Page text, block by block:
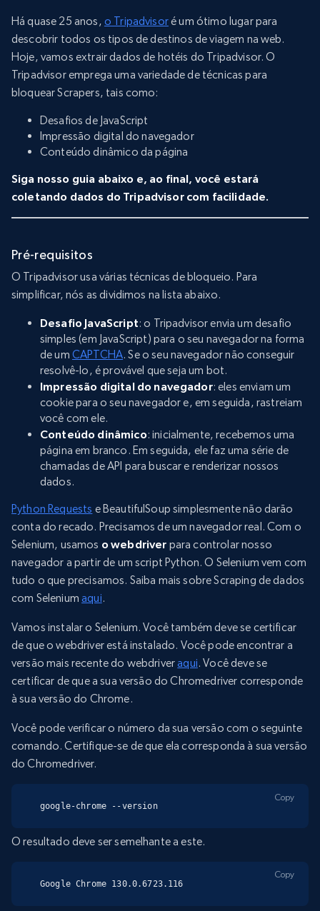
Há quase 25 anos, o Tripadvisoré um ótimo lugar para
descobrir todos os tipos de destinos de viagem na web.
Hoje, vamos extrair dados de hotéis do Tripadvisor. O
Tripadvisor emprega uma variedade de técnicas para
bloquear Scrapers, tais como:
Desafios de JavaScript
Impressão digital do navegador
Conteúdo dinâmico da página
Siga nosso guia abaixo e, ao final, você estará
coletando dados do Tripadvisor com facilidade.
Pré-requisitos
O Tripadvisor usa várias técnicas de bloqueio. Para
simplificar, nós as dividimos na lista abaixo.
Desafio JavaScript: o Tripadvisor envia um desafio
simples (em JavaScript) para o seu navegador na forma
de um CAPTCHA. Se o seu navegador não conseguir
resolvê-lo, é provável que seja um bot.
Impressão digital do navegador: eles enviam um
cookie para o seu navegador e, em seguida, rastreiam
você com ele.
Conteúdo dinâmico: inicialmente, recebemos uma
página em branco. Em seguida, ele faz uma série de
chamadas de API para buscar e renderizar nossos
dados.
Python Requests e BeautifulSoup simplesmente não darão
conta do recado. Precisamos de um navegador real. Com o
Selenium, usamos o webdriver para controlar nosso
navegador a partir de um script Python. O Selenium vem com
tudo o que precisamos. Saiba mais sobre Scraping de dados
com Seleniumaqui.
Vamos instalar o Selenium. Você também deve se certificar
de que o webdriver está instalado. Você pode encontrar a
versão mais recente do webdriveraqui. Você deve se
certificar de que a sua versão do Chromedriver corresponde
à sua versão do Chrome.
Você pode verificar o número da sua versão com o seguinte
comando. Certifique-se de que ela corresponda à sua versão
do Chromedriver.
google-chrome --version
Copy
O resultado deve ser semelhante a este.
Google Chrome 130.0.6723.116
Copy